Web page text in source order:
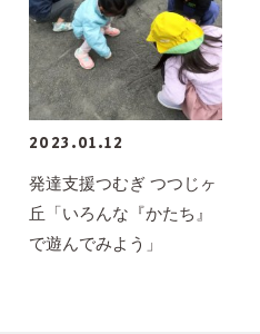
2023.01.12
発達支援つむぎ つつじヶ
丘「いろんな『かたち』
で遊んでみよう」